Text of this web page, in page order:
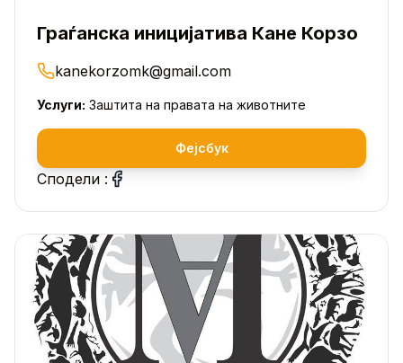
Граѓанска иницијатива Кане Корзо
kanekorzomk@gmail.com
Услуги: Заштита на правата на животните
Фејсбук
Сподели :